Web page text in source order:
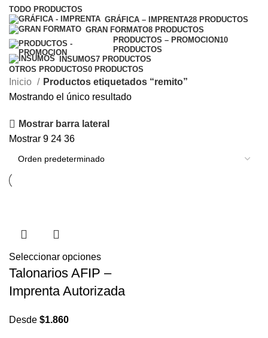
TODO PRODUCTOS
GRÁFICA – IMPRENTA28 PRODUCTOS
GRAN FORMATO8 PRODUCTOS
PRODUCTOS – PROMOCION10
PRODUCTOS
INSUMOS7 PRODUCTOS
OTROS PRODUCTOS0 PRODUCTOS
Inicio
Productos etiquetados “remito”
Mostrando el único resultado
Mostrar barra lateral
Mostrar 9 24 36
Seleccionar opciones
Talonarios AFIP –
Imprenta Autorizada
Desde $1.860